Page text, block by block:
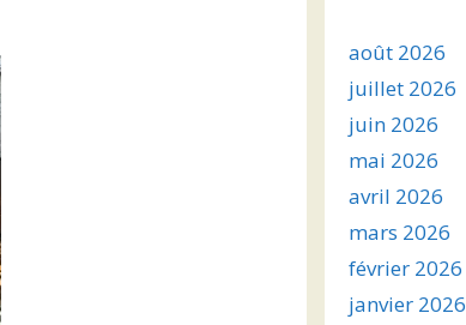
août 2026
juillet 2026
juin 2026
mai 2026
avril 2026
mars 2026
février 2026
janvier 2026